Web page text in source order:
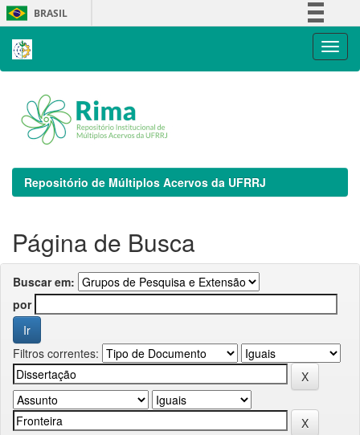
Skip
navigation
BRASIL
Repositório de Múltiplos Acervos da UFRRJ
Página de Busca
Buscar em:
por
Filtros correntes: